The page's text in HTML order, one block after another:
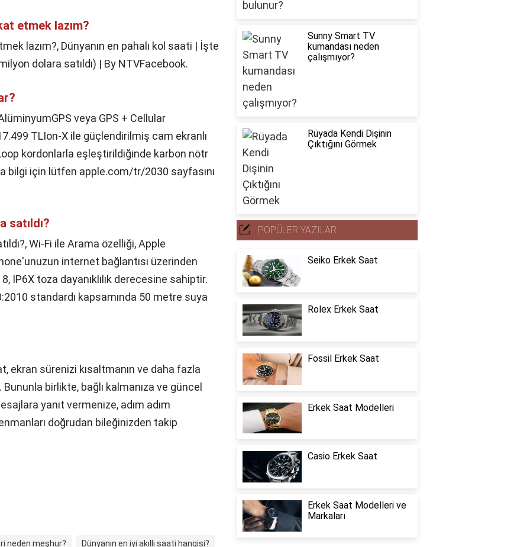
etmek lazım?
lazım?, Dünyanın en pahalı kol saati | İşte
dolara satıldı) | By NTVFacebook.
veya GPS + Cellular
TLIon-X ile güçlendirilmiş cam ekranlı
kordonlarla eşleştirildiğinde karbon nötr
bilgi için lütfen apple.com/tr/2030 sayfasını
satıldı?
Wi-Fi ile Arama özelliği, Apple
internet bağlantısı üzerinden
IP6X toza dayanıklılık derecesine sahiptir.
standardı kapsamında 50 metre suya
ekran sürenizi kısaltmanın ve daha fazla
birlikte, bağlı kalmanıza ve güncel
yanıt vermenize, adım adım
doğrudan bileğinizden takip
neden meşhur? Dünyanın en iyi akıllı saati hangisi?
Sunny Smart TV
kumandası neden
çalışmıyor?
Rüyada Kendi Dişinin
Çıktığını Görmek
POPÜLER YAZILAR
Seiko Erkek Saat
Rolex Erkek Saat
Fossil Erkek Saat
Erkek Saat Modelleri
Casio Erkek Saat
Erkek Saat Modelleri ve
Markaları